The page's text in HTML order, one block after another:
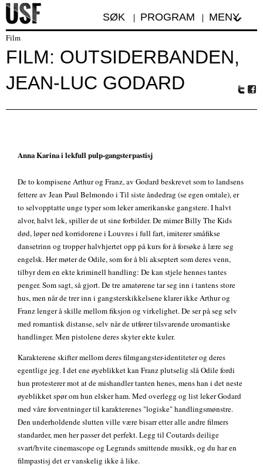
SØK PROGRAM MENY
Film
FILM: OUTSIDERBANDEN,
JEAN-LUC GODARD
Anna Karina i lekfull pulp-gangsterpastisj
De to kompisene Arthur og Franz, av Godard beskrevet som to landsens
fettere av Jean Paul Belmondo i Til siste åndedrag (se egen omtale), er
to selvopptatte unge typer som leker amerikanske gangstere. I halvt
alvor, halvt lek, spiller de ut sine forbilder. De mimer Billy The Kids
død, løper ned korridorene i Louvres i full fart, imiterer småfikse
dansetrinn og tropper halvhjertet opp på kurs for å forsøke å lære seg
engelsk. Her møter de Odile, som for å bli akseptert som deres venn,
tilbyr dem en ekte kriminell handling: De kan stjele hennes tantes
penger. Som sagt, så gjort. De tre amatørene tar seg inn i tantens store
hus, men når de trer inn i gangsterskikkelsene klarer ikke Arthur og
Franz lenger å skille mellom fiksjon og virkelighet. De ser på seg selv
med romantisk distanse, selv når de utfører tilsvarende uromantiske
handlinger. Men pistolene deres skyter ekte kuler.
Karakterene skifter mellom deres filmgangster-identiteter og deres
egentlige jeg. I det ene øyeblikket kan Franz plutselig slå Odile fordi
hun protesterer mot at de mishandler tanten henes, mens han i det neste
øyeblikket spør om hun elsker ham. Med overlegg og list leker Godard
med våre forventninger til karakterenes "logiske" handlingsmønstre.
Den underholdende slutten ville være bisarr etter alle andre filmers
standarder, men her passer det perfekt. Legg til Coutards deilige
svart/hvite cinemascope og Legrands smittende musikk, og du har en
filmpastisj det er vanskelig ikke å like.